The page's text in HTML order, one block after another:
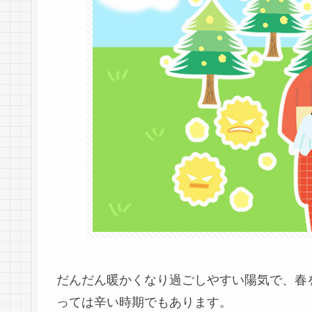
だんだん暖かくなり過ごしやすい陽気で、
っては辛い時期でもあります。